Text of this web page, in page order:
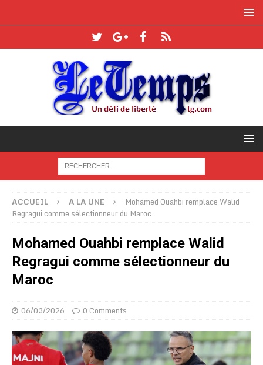
ACCUEIL A LA UNE
Mohamed Ouahbi remplace Walid
Regragui comme sélectionneur du Maroc
Mohamed Ouahbi remplace Walid
Regragui comme sélectionneur du
Maroc
06/03/2026 0 Comments